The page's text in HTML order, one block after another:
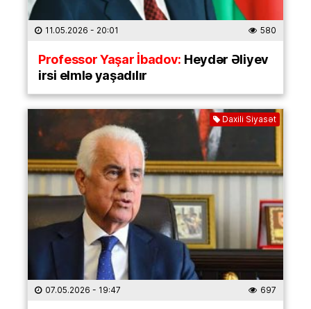
11.05.2026 - 20:01 580
Professor Yaşar İbadov: Heydər Əliyev
irsi elmlə yaşadılır
Daxili Siyasət
07.05.2026 - 19:47 697